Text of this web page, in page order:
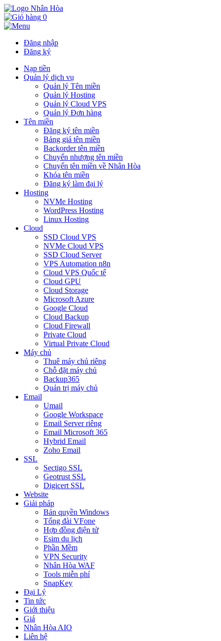
0
Đăng nhập
Đăng ký
Nạp tiền
Quản lý dịch vụ
Quản lý Tên miền
Quản lý Hosting
Quản lý Cloud VPS
Quản lý Đơn hàng
Tên miền
Đăng ký tên miền
Bảng giá tên miền
Backorder tên miền
Chuyển nhượng tên miền
Chuyển tên miền về Nhân Hòa
Khóa tên miền
Đăng ký làm đại lý
Hosting
NVMe Hosting
WordPress Hosting
Linux Hosting
Cloud
SSD Cloud VPS
NVMe Cloud VPS
SSD Cloud Server
VPS Automation n8n
Cloud VPS Quốc tế
Cloud GPU
Cloud Storage
Microsoft Azure
Google Cloud
Cloud Backup
Cloud Firewall
Private Cloud
Virtual Private Cloud
Máy chủ
Thuê máy chủ riêng
Chỗ đặt máy chủ
Backup365
Quản trị máy chủ
Email
Umail
Google Workspace
Email Server riêng
Email Microsoft 365
Hybrid Email
Zoho Email
SSL
Sectigo SSL
Geotrust SSL
Digicert SSL
Website
Giải pháp
Bản quyền Windows
Tổng đài VFone
Hợp đồng điện tử
Esim du lịch
Phần Mềm
VPN Security
Nhân Hòa WAF
Tools miễn phí
SnapKey
Đại Lý
Tin tức
Giới thiệu
Giá
Nhân Hòa AIO
Liên hệ